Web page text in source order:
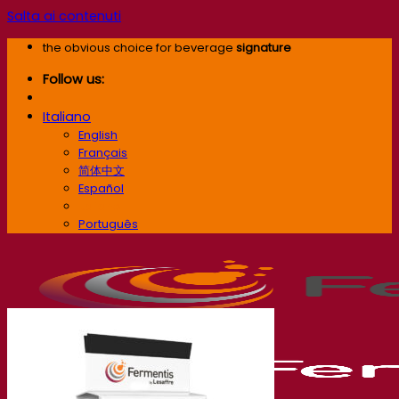
Salta ai contenuti
the obvious choice for beverage signature
Follow us:
Italiano
English
Français
简体中文
Español
Português